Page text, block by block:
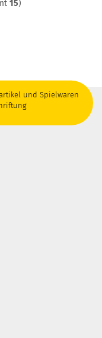
15)
und Spielwaren